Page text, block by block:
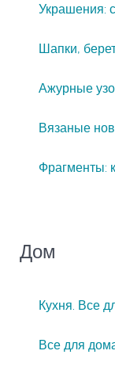
Украшения:
Шапки,
Ажурные
Вязаные
Фрагменты:
Дом
Кухня. Все
Все для